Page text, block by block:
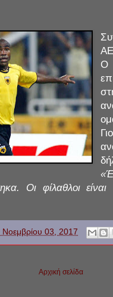
Ο
Οι φίλαθλοι
03, 2017
Αρχική σελίδα